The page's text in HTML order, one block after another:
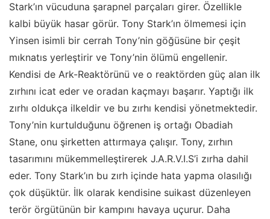
Stark’ın vücuduna şarapnel parçaları girer. Özellikle
kalbi büyük hasar görür. Tony Stark’ın ölmemesi için
Yinsen isimli bir cerrah Tony’nin göğüsüne bir çeşit
mıknatıs yerleştirir ve Tony’nin ölümü engellenir.
Kendisi de Ark-Reaktörünü ve o reaktörden güç alan ilk
zırhını icat eder ve oradan kaçmayı başarır. Yaptığı ilk
zırhı oldukça ilkeldir ve bu zırhı kendisi yönetmektedir.
Tony’nin kurtulduğunu öğrenen iş ortağı Obadiah
Stane, onu şirketten attırmaya çalışır. Tony, zırhın
tasarımını mükemmelleştirerek J.A.R.V.I.S’i zırha dahil
eder. Tony Stark’ın bu zırh içinde hata yapma olasılığı
çok düşüktür. İlk olarak kendisine suikast düzenleyen
terör örgütünün bir kampını havaya uçurur. Daha